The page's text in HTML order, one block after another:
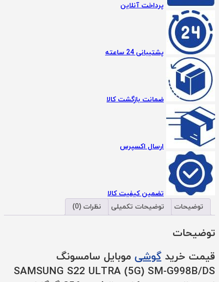
پرداخت آنلاین
پشتیبانی 24 ساعته
ضمانت بازگشت کالا
ارسال اکسپرس
تضمین کیفیت کالا
توضیحات
توضیحات تکمیلی نظرات (0)
توضیحات
قیمت خرید گوشی موبایل سامسونگ
SAMSUNG S22 ULTRA (5G) SM-G998B/DS